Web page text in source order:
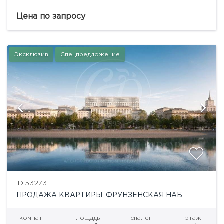
Крестовоздвиженском переулке Москвы — это
Цена по запросу
Эксклюзив Спецпредложение
ID 53273
ПРОДАЖА КВАРТИРЫ, ФРУНЗЕНСКАЯ НАБ
комнат площадь спален этаж